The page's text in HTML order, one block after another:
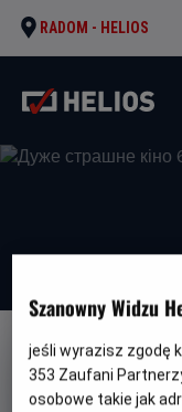
RADOM - HELIOS
Szanowny Widzu
jeśli wyrazisz zgodę
353 Zaufani
osobowe takie jak